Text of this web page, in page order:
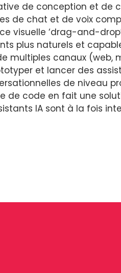
de conception et de
de chat et de voix
visuelle ‘drag-and-
plus naturels et
canaux (web,
et lancer des
de niveau
de code en fait une
IA sont à la fois